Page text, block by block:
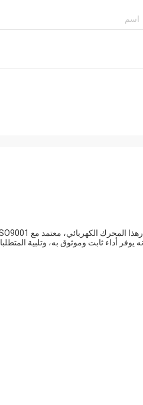
يوفر أداء ثابت وموثوق به، وتلبية